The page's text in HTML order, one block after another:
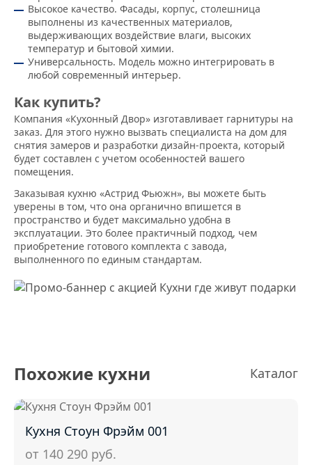
Высокое качество. Фасады, корпус, столешница
выполнены из качественных материалов,
выдерживающих воздействие влаги, высоких
температур и бытовой химии.
Универсальность. Модель можно интегрировать в
любой современный интерьер.
Как купить?
Компания «Кухонный Двор» изготавливает гарнитуры на
заказ. Для этого нужно вызвать специалиста на дом для
снятия замеров и разработки дизайн-проекта, который
будет составлен с учетом особенностей вашего
помещения.
Заказывая кухню «Астрид Фьюжн», вы можете быть
уверены в том, что она органично впишется в
пространство и будет максимально удобна в
эксплуатации. Это более практичный подход, чем
приобретение готового комплекта с завода,
выполненного по единым стандартам.
Похожие кухни Каталог
Кухня Стоун Фрэйм 001
от 140 290 руб.